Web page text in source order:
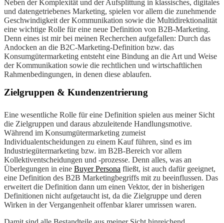
Neben der Komplexität und der Aufsplittung in klassisches, digitales
und datengetriebenes Marketing, spielen vor allem die zunehmende
Geschwindigkeit der Kommunikation sowie die Multidirektionalität
eine wichtige Rolle für eine neue Definition von B2B-Marketing.
Denn eines ist mir bei meinen Recherchen aufgefallen: Durch das
Andocken an die B2C-Marketing-Definition bzw. das
Konsumgütermarketing entsteht eine Bindung an die Art und Weise
der Kommunikation sowie die rechtlichen und wirtschaftlichen
Rahmenbedingungen, in denen diese ablaufen.
Zielgruppen & Kundenzentrierung
Eine wesentliche Rolle für eine Definition spielen aus meiner Sicht
die Zielgruppen und daraus abzuleitende Handlungsmotive.
Während im Konsumgütermarketing zumeist
Individualentscheidungen zu einem Kauf führen, sind es im
Industriegütermarketing bzw. im B2B-Bereich vor allem
Kollektiventscheidungen und -prozesse. Denn alles, was an
Überlegungen in eine Buyer Persona fließt, ist auch dafür geeignet,
eine Definition des B2B Marketingbegriffs mit zu beeinflussen. Das
erweitert die Definition dann um einen Vektor, der in bisherigen
Definitionen nicht aufgetaucht ist, da die Zielgruppe und deren
Wirken in der Vergangenheit offenbar klarer umrissen waren.